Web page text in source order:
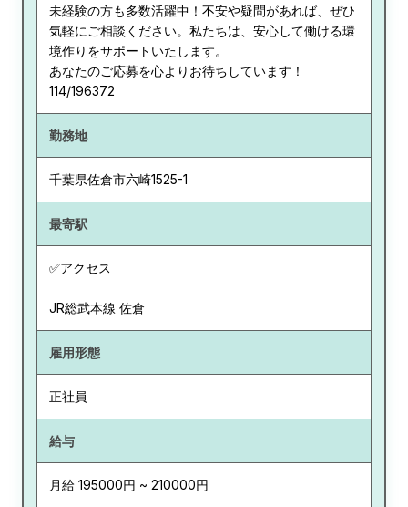
未経験の方も多数活躍中！不安や疑問があれば、ぜひ
気軽にご相談ください。私たちは、安心して働ける環
境作りをサポートいたします。
あなたのご応募を心よりお待ちしています！
114/196372
勤務地
千葉県佐倉市六崎1525-1
最寄駅
✅アクセス
JR総武本線 佐倉
雇用形態
正社員
給与
月給 195000円 ~ 210000円